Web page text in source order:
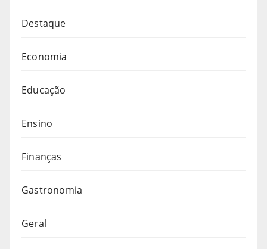
Destaque
Economia
Educação
Ensino
Finanças
Gastronomia
Geral